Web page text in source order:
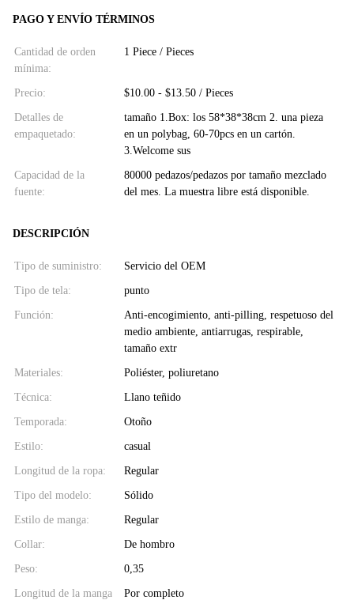
PAGO Y ENVÍO TÉRMINOS
Cantidad de orden
mínima:
1 Piece / Pieces
Precio: $10.00 - $13.50 / Pieces
Detalles de
empaquetado:
tamaño 1.Box: los 58*38*38cm 2. una pieza
en un polybag, 60-70pcs en un cartón.
3.Welcome sus
Capacidad de la
fuente:
80000 pedazos/pedazos por tamaño mezclado
del mes. La muestra libre está disponible.
DESCRIPCIÓN
Tipo de suministro: Servicio del OEM
Tipo de tela: punto
Función:
Anti-encogimiento, anti-pilling, respetuoso del
medio ambiente, antiarrugas, respirable,
tamaño extr
Materiales: Poliéster, poliuretano
Técnica: Llano teñido
Temporada: Otoño
Estilo: casual
Longitud de la ropa: Regular
Tipo del modelo: Sólido
Estilo de manga: Regular
Collar: De hombro
Peso: 0,35
Longitud de la manga
Por completo